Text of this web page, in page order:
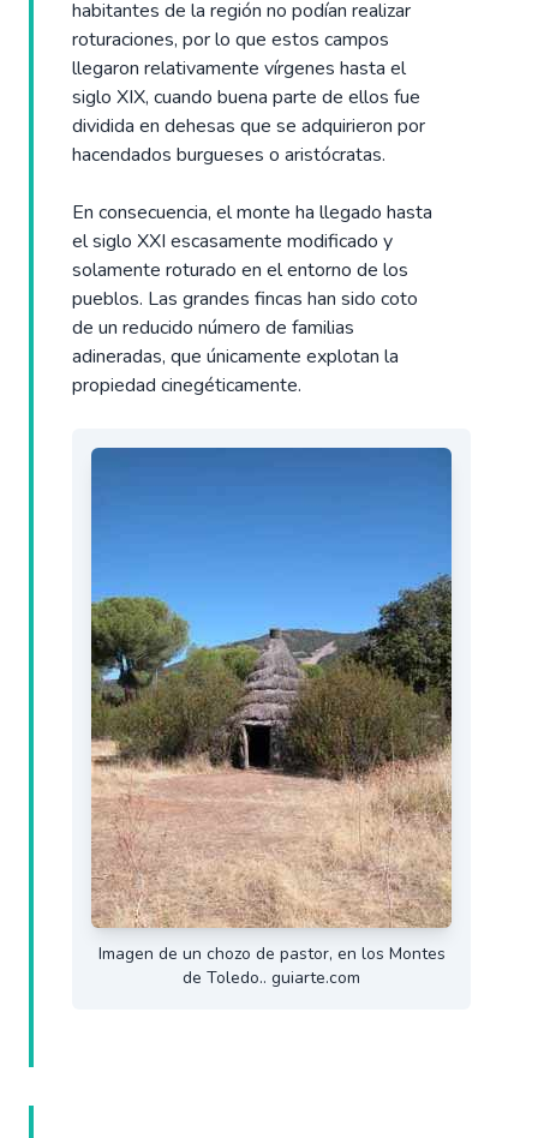
habitantes de la región no podían realizar
roturaciones, por lo que estos campos
llegaron relativamente vírgenes hasta el
siglo XIX, cuando buena parte de ellos fue
dividida en dehesas que se adquirieron por
hacendados burgueses o aristócratas.
En consecuencia, el monte ha llegado hasta
el siglo XXI escasamente modificado y
solamente roturado en el entorno de los
pueblos. Las grandes fincas han sido coto
de un reducido número de familias
adineradas, que únicamente explotan la
propiedad cinegéticamente.
Imagen de un chozo de pastor, en los Montes
de Toledo.. guiarte.com